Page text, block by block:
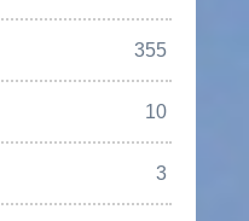
355
10
3